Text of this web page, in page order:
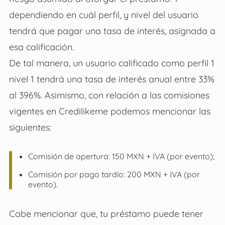
dependiendo en cuál perfil, y nivel del usuario
tendrá que pagar una tasa de interés, asignada a
esa calificación.
De tal manera, un usuario calificado como perfil 1
nivel 1 tendrá una tasa de interés anual entre 33%
al 396%. Asimismo, con relación a las comisiones
vigentes en Credilikeme podemos mencionar las
siguientes:
Comisión de apertura: 150 MXN + IVA (por evento);
Comisión por pago tardío: 200 MXN + IVA (por
evento).
Cabe mencionar que, tu préstamo puede tener